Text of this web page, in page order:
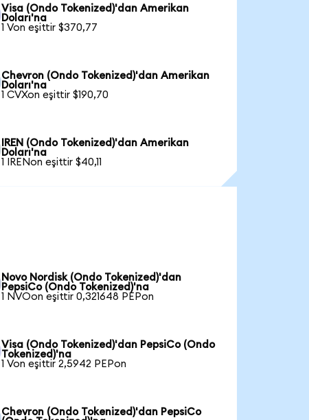
Visa (Ondo Tokenized)'dan Amerikan
Doları'na
1 Von eşittir $370,77
Chevron (Ondo Tokenized)'dan Amerikan
Doları'na
1 CVXon eşittir $190,70
IREN (Ondo Tokenized)'dan Amerikan
Doları'na
1 IRENon eşittir $40,11
Novo Nordisk (Ondo Tokenized)'dan
PepsiCo (Ondo Tokenized)'na
1 NVOon eşittir 0,321648 PEPon
Visa (Ondo Tokenized)'dan PepsiCo (Ondo
Tokenized)'na
1 Von eşittir 2,5942 PEPon
Chevron (Ondo Tokenized)'dan PepsiCo